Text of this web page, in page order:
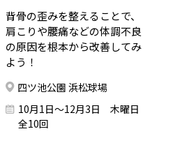
背骨の歪みを整えることで、
肩こりや腰痛などの体調不良
の原因を根本から改善してみ
よう！
四ツ池公園 浜松球場
10月1日～12月3日 木曜日
全10回